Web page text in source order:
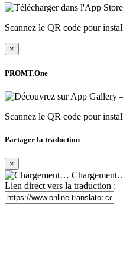
Scannez le QR code pour
×
PROMT.One
Scannez le QR code pour
Partager la traduction
×
Lien direct vers la traduction :